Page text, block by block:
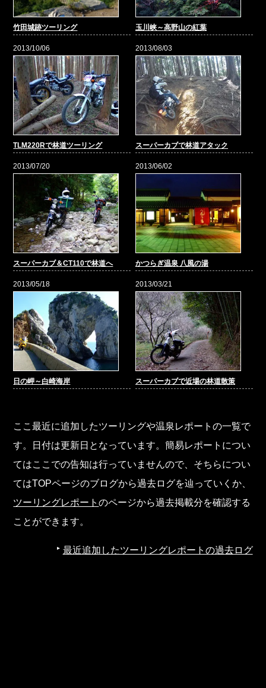
竹田城跡ツーリング 玉川峡～高野山の紅葉
2013/10/06
TLM220Rで林道ツーリング
2013/08/03
スーパーカブで林道アタック
2013/07/20
スーパーカブ＆CT110で林道へ
2013/06/02
かつらぎ温泉 八風の湯
2013/05/18
日の岬～白崎海岸
2013/03/21
スーパーカブで近場の林道散策
ここ最近に追加したツーリングや温泉レポートの一覧で
す。日付は更新日となっています。簡易レポートについ
てはここでの告知は行っていませんので、そちらについ
てはTOPページのブログから過去ログを辿っていくか、
ツーリングレポートのページから過去掲載分を確認する
ことができます。
最近追加したツーリングレポートの過去ログ